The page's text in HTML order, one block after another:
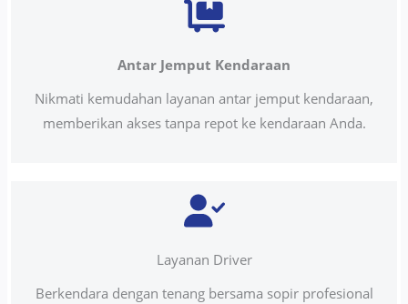
Antar Jemput Kendaraan
Nikmati kemudahan layanan antar jemput kendaraan,
memberikan akses tanpa repot ke kendaraan Anda.
Layanan Driver
Berkendara dengan tenang bersama sopir profesional